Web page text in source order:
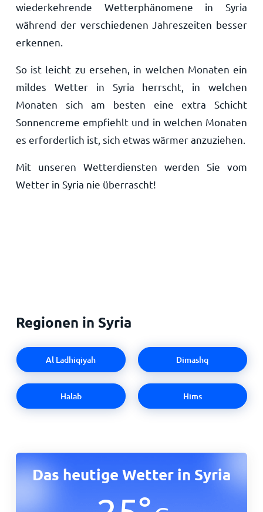
wiederkehrende Wetterphänomene in Syria
während der verschiedenen Jahreszeiten besser
erkennen.
So ist leicht zu ersehen, in welchen Monaten ein
mildes Wetter in Syria herrscht, in welchen
Monaten sich am besten eine extra Schicht
Sonnencreme empfiehlt und in welchen Monaten
es erforderlich ist, sich etwas wärmer anzuziehen.
Mit unseren Wetterdiensten werden Sie vom
Wetter in Syria nie überrascht!
Regionen in Syria
Al Ladhiqiyah Dimashq
Halab Hims
Das heutige Wetter in Syria